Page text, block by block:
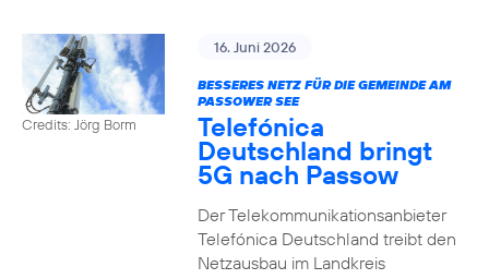
Credits: Jörg Borm
16. Juni 2026
BESSERES NETZ FÜR DIE GEMEINDE AM
PASSOWER SEE
Telefónica
Deutschland bringt
5G nach Passow
Der Telekommunikationsanbieter
Telefónica Deutschland treibt den
Netzausbau im Landkreis